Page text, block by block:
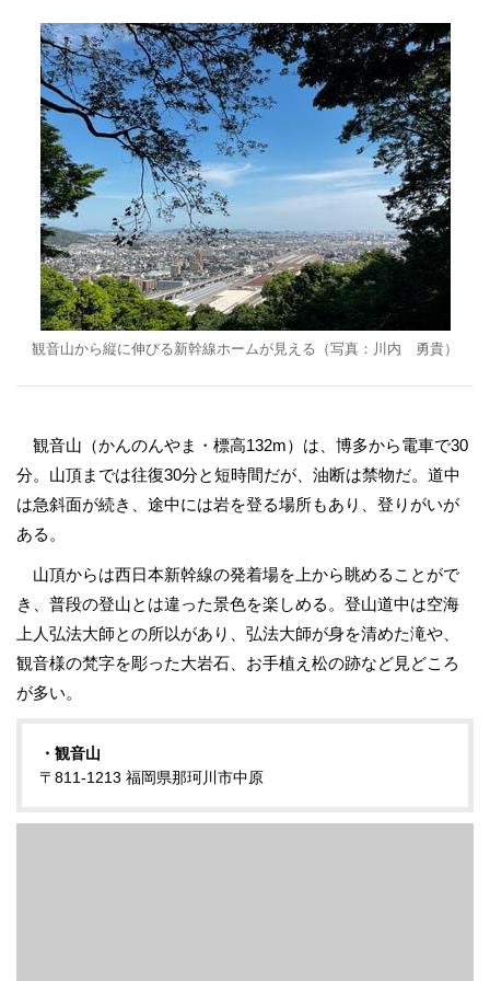
観音山から縦に伸びる新幹線ホームが見える（写真：川内 勇貴）
観音山（かんのんやま・標高132m）は、博多から電車で30
分。山頂までは往復30分と短時間だが、油断は禁物だ。道中
は急斜面が続き、途中には岩を登る場所もあり、登りがいが
ある。
山頂からは西日本新幹線の発着場を上から眺めることがで
き、普段の登山とは違った景色を楽しめる。登山道中は空海
上人弘法大師との所以があり、弘法大師が身を清めた滝や、
観音様の梵字を彫った大岩石、お手植え松の跡など見どころ
が多い。
・観音山
〒811-1213 福岡県那珂川市中原